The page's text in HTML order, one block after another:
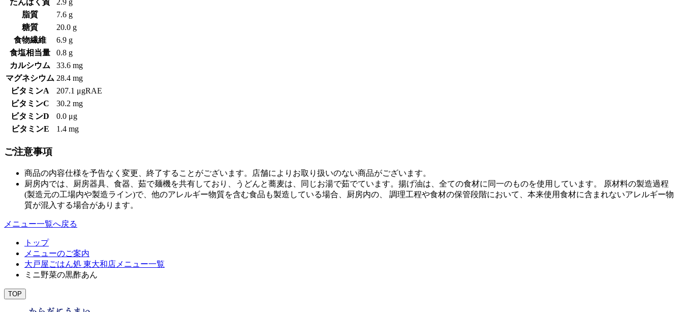
脂質
7.6 g
糖質
20.0 g
食物繊維
6.9 g
食塩相当量
0.8 g
カルシウム
33.6 mg
マグネシウム 28.4 mg
ビタミンA
207.1 μgRAE
ビタミンC
30.2 mg
ビタミンD
0.0 μg
ビタミンE
1.4 mg
ご注意事項
商品の内容仕様を予告なく変更、終了することがございます。店舗によりお取り扱いのない商品がございます。
厨房内では、厨房器具、食器、茹で麺機を共有しており、うどんと蕎麦は、同じお湯で茹でています。揚げ油は、全ての食材に同一のものを使用しています。 原材料の製造過程
(製造元の工場内や製造ライン)で、他のアレルギー物質を含む食品も製造している場合、厨房内の、 調理工程や食材の保管段階において、本来使用食材に含まれないアレルギー物
質が混入する場合があります。
メニュー一覧へ戻る
トップ
メニューのご案内
大戸屋ごはん処 東大和店メニュー一覧
ミニ野菜の黒酢あん
TOP